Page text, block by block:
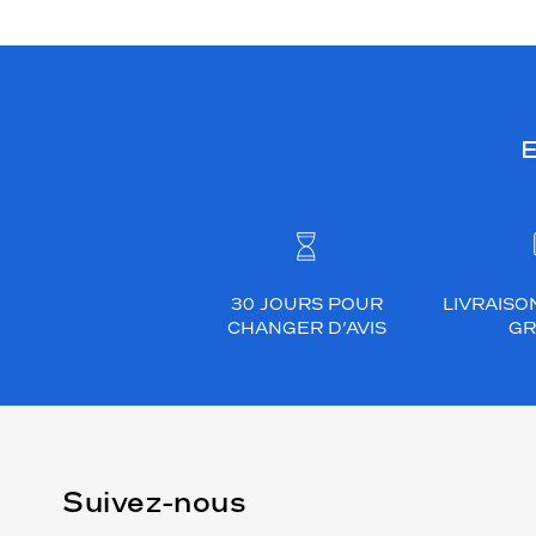
30 JOURS POUR
CHANGER D’AVIS
Suivez-nous